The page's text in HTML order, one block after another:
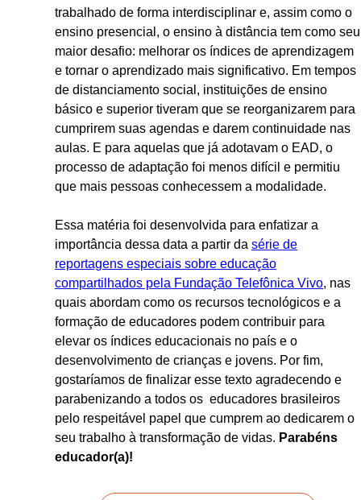
trabalhado de forma interdisciplinar e, assim como o
ensino presencial, o ensino à distância tem como seu
maior desafio: melhorar os índices de aprendizagem
e tornar o aprendizado mais significativo. Em tempos
de distanciamento social, instituições de ensino
básico e superior tiveram que se reorganizarem para
cumprirem suas agendas e darem continuidade nas
aulas. E para aquelas que já adotavam o EAD, o
processo de adaptação foi menos difícil e permitiu
que mais pessoas conhecessem a modalidade.
Essa matéria foi desenvolvida para enfatizar a
importância dessa data a partir da série de
reportagens especiais sobre educação
compartilhados pela Fundação Telefônica Vivo, nas
quais abordam como os recursos tecnológicos e a
formação de educadores podem contribuir para
elevar os índices educacionais no país e o
desenvolvimento de crianças e jovens. Por fim,
gostaríamos de finalizar esse texto agradecendo e
parabenizando a todos os educadores brasileiros
pelo respeitável papel que cumprem ao dedicarem o
seu trabalho à transformação de vidas. Parabéns
educador(a)!